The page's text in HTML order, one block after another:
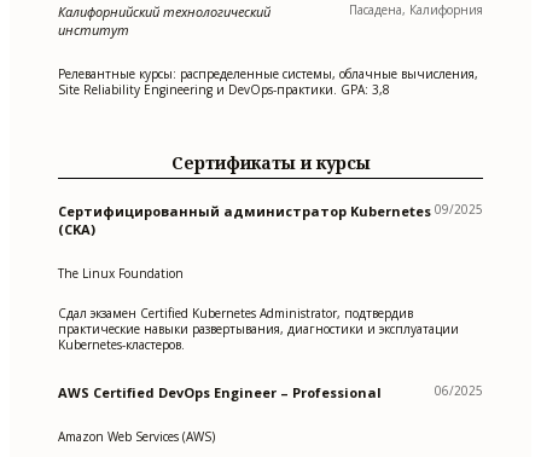
Калифорнийский технологический
институт
Пасадена, Калифорния
Релевантные курсы: распределенные системы, облачные вычисления,
Site Reliability Engineering и DevOps-практики. GPA: 3,8
Сертификаты и курсы
Сертифицированный администратор Kubernetes
(CKA)
09/2025
The Linux Foundation
Сдал экзамен Certified Kubernetes Administrator, подтвердив
практические навыки развертывания, диагностики и эксплуатации
Kubernetes-кластеров.
AWS Certified DevOps Engineer – Professional 06/2025
Amazon Web Services (AWS)